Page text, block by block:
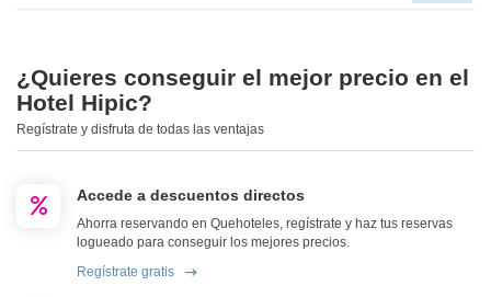
¿Quieres conseguir el mejor precio en el
Hotel Hipic?
Regístrate y disfruta de todas las ventajas
Accede a descuentos directos
Ahorra reservando en Quehoteles, regístrate y haz tus reservas
logueado para conseguir los mejores precios.
Regístrate gratis